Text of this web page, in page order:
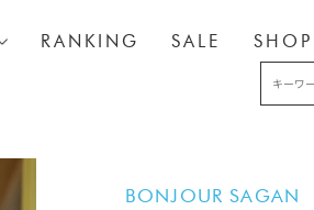
RANKING SALE
BONJOUR SAGAN